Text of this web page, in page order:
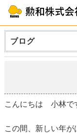
ブログ
こんにちは 小林で
この間、新しい年